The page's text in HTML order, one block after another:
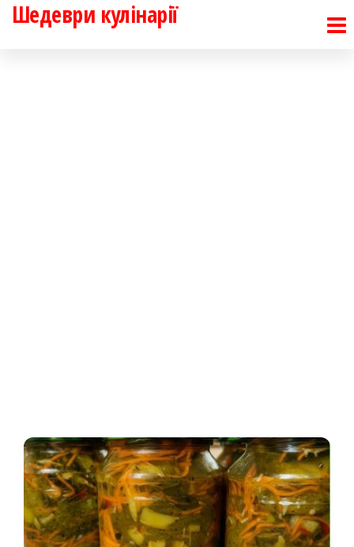
Перейти
Шедеври кулінарії